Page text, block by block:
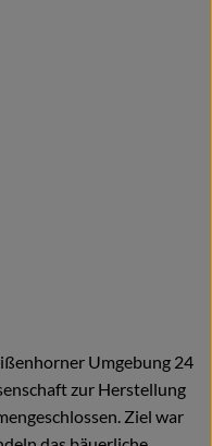
Umgebung 24
zur Herstellung
Ziel war